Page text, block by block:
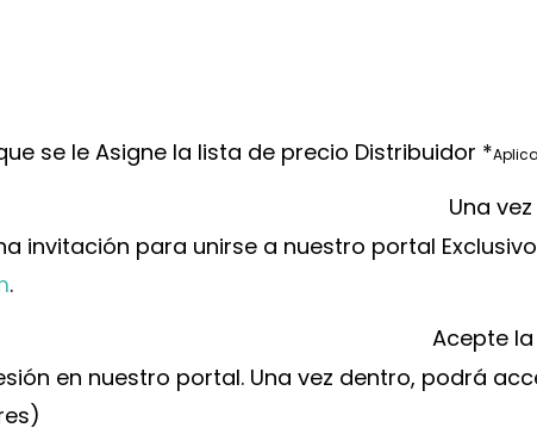
se le Asigne la lista de precio Distribuidor *
Una
invitación para unirse a nuestro portal
.
Acepte
en nuestro portal. Una vez dentro, podrá